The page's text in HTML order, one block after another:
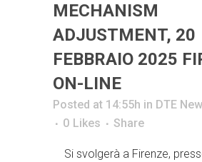
MECHANISM
ADJUSTMENT, 20
FEBBRAIO 2025
ON-LINE
Posted at 14:55h in DTE
0 Likes Share
Si svolgerà a Firenze,